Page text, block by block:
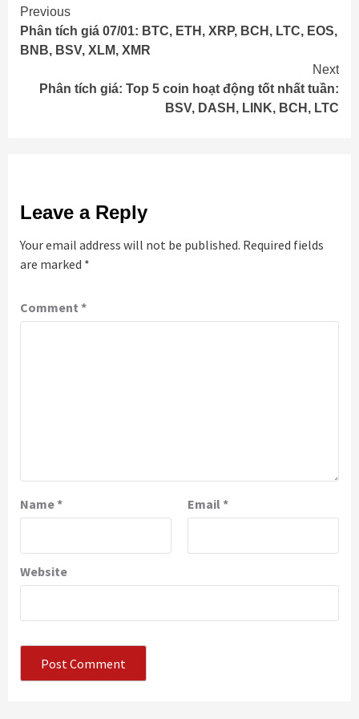
Continue
Reading
Previous
Phân tích giá 07/01: BTC, ETH, XRP, BCH, LTC, EOS,
BNB, BSV, XLM, XMR
Next
Phân tích giá: Top 5 coin hoạt động tốt nhất tuần:
BSV, DASH, LINK, BCH, LTC
Leave a Reply
Your email address will not be published. Required fields
are marked *
Comment *
Name* Email*
Website